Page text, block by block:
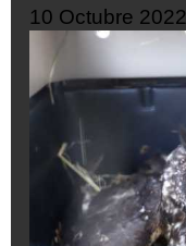
10 Octubre 2022